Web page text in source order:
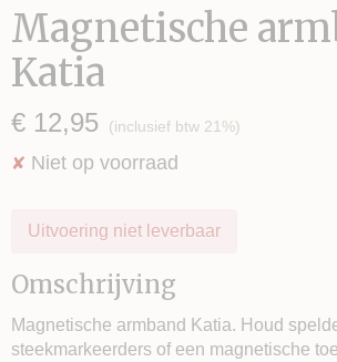
Magnetische
Katia
€ 12,95 (inclusief btw 21%)
✘ Niet op voorraad
Uitvoering niet leverbaar
Omschrijving
Magnetische armband Katia. Houd
steekmarkeerders of een magnetische